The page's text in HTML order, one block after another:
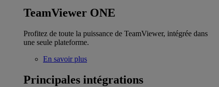
TeamViewer ONE
Profitez de toute la puissance de TeamViewer, intégrée dans
une seule plateforme.
En savoir plus
Principales intégrations